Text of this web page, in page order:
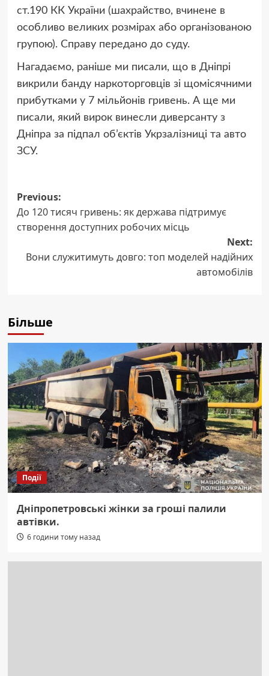
ст.190 КК України (шахрайство, вчинене в
особливо великих розмірах або організованою
групою). Справу передано до суду.
Нагадаємо, раніше ми писали, що в Дніпрі
викрили банду наркоторговців зі щомісячними
прибутками у 7 мільйонів гривень. А ще ми
писали, який вирок винесли диверсанту з
Дніпра за підпал об’єктів Укрзалізниці та авто
ЗСУ.
Post
navigation
Previous:
До 120 тисяч гривень: як держава підтримує
створення доступних робочих місць
Next:
Вони служитимуть довго: топ моделей надійних
автомобілів
Більше
Події
Дніпропетровські жінки за гроші палили
автівки.
6 години тому назад